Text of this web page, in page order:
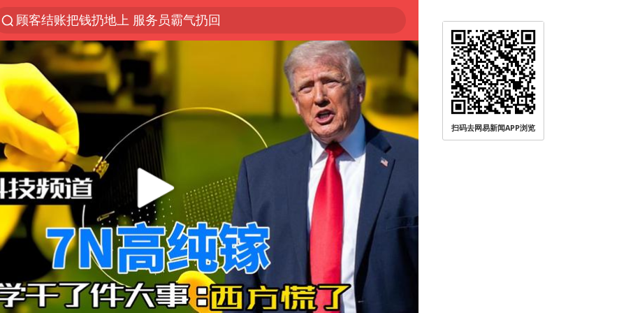
顾客结账把钱扔地上 服务员霸气扔回
探寻“技能+”促就业创业新路
美国退回1000亿美元关税
李亚鹏向地铁吐血女孩捐99999元
被泰航拒载中国乘客：免费改签没兑现
逃犯看演唱会 刚出地铁就被逮住
弹药库存告急 美军补货难
台风白海豚或在华东沿海登陆
《Monica》填词人黎彼得去世
38岁山东财大教授刘海明逝世
因凡蒂诺首次公开道歉
FIFA官方支持因凡蒂诺
扫码去网易新闻APP浏览